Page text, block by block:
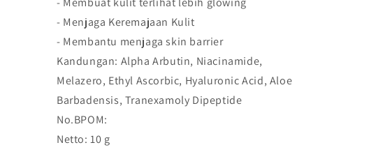
- Menjaga Keremajaan Kulit
- Membantu menjaga skin barrier
Kandungan: Alpha Arbutin, Niacinamide,
Melazero, Ethyl Ascorbic, Hyaluronic Acid, Aloe
Barbadensis, Tranexamoly Dipeptide
No.BPOM:
Netto: 10 g